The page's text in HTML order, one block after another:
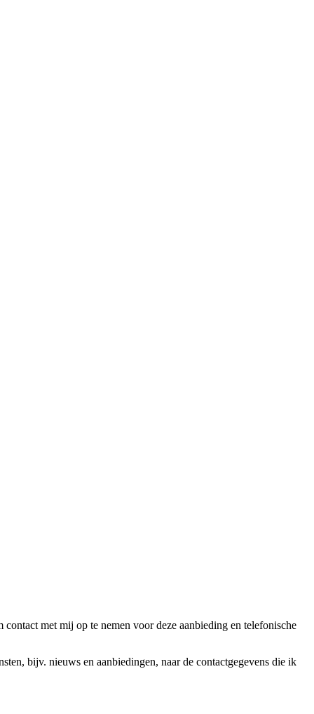
met mij op te nemen voor deze aanbieding en telefonische
bijv. nieuws en aanbiedingen, naar de contactgegevens die ik